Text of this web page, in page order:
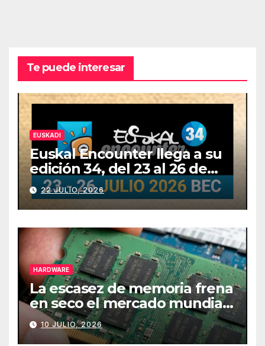
Te puede interesar
EUSKADI
Euskal Encounter llega a su
edición 34, del 23 al 26 de
julio
22 JULIO, 2026
HARDWARE
La escasez de memoria frena
en seco el mercado mundial
de PCs
10 JULIO, 2026